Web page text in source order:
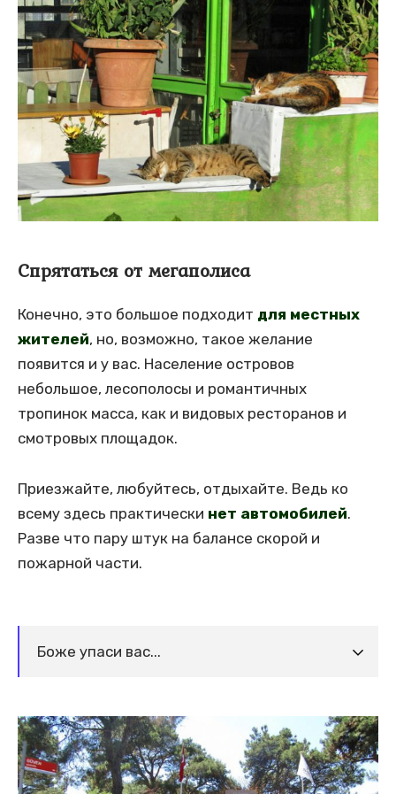
Спрятаться от мегаполиса
Конечно, это большое подходит для местных
жителей, но, возможно, такое желание
появится и у вас. Население островов
небольшое, лесополосы и романтичных
тропинок масса, как и видовых ресторанов и
смотровых площадок.
Приезжайте, любуйтесь, отдыхайте. Ведь ко
всему здесь практически нет автомобилей.
Разве что пару штук на балансе скорой и
пожарной части.
Боже упаси вас...